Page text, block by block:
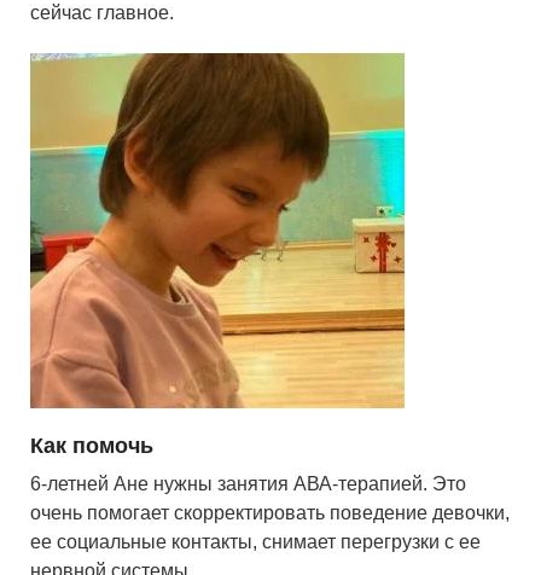
сейчас главное.
Как помочь
6-летней Ане нужны занятия АВА-терапией. Это
очень помогает скорректировать поведение девочки,
ее социальные контакты, снимает перегрузки с ее